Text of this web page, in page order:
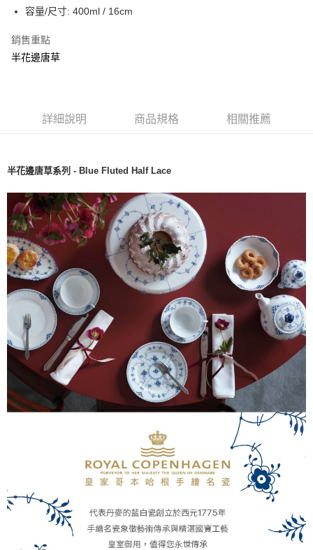
容量/尺寸: 400ml / 16cm
銷售重點
半花邊唐草
詳細說明 商品規格 相關推薦
半花邊唐草系列 - Blue Fluted Half Lace